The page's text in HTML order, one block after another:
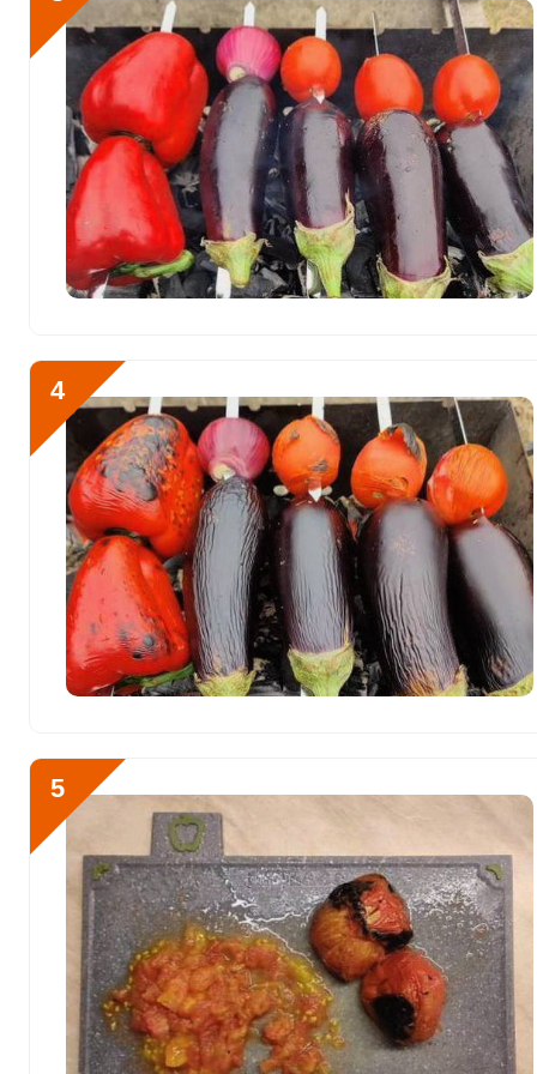
Железо 7.9 мг
Йод 33.6 мкг
Кобальт 24.3 мкг
Литий 881.4 мкг
Марганец 2.6 мкг
Медь 1728.3 мкг
Рубидий
Селен 4.7 мкг
Фтор 215.7 мкг
Хром 23.3 мкг
Цинк 5.1 мг
Бор 1366.1 мкг
Ванадий 24.6 мкг
4
5